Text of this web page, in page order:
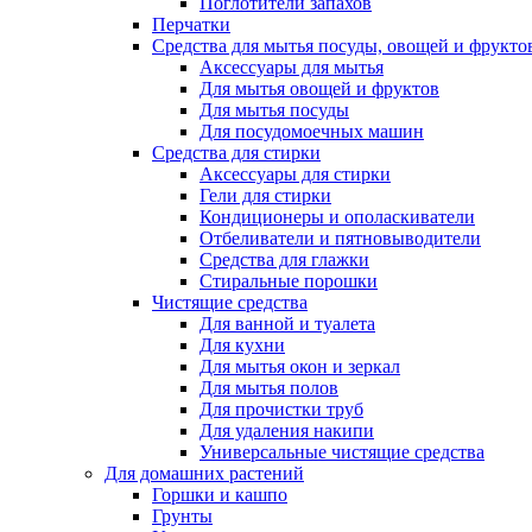
Перчатки
Средства для мытья посуды, овощей и
Аксессуары для мытья
Для мытья овощей и фруктов
Для мытья посуды
Для посудомоечных машин
Средства для стирки
Аксессуары для стирки
Гели для стирки
Кондиционеры и ополаскиватели
Отбеливатели и пятновыводители
Средства для глажки
Стиральные порошки
Чистящие средства
Для ванной и туалета
Для кухни
Для мытья окон и зеркал
Для мытья полов
Для прочистки труб
Для удаления накипи
Универсальные чистящие средства
Для домашних растений
Горшки и кашпо
Грунты